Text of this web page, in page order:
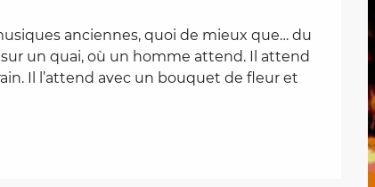
anciennes, quoi de mieux que… du
un quai, où un homme attend. Il attend
Il l’attend avec un bouquet de fleur et